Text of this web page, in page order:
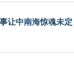
让中南海惊魂未定